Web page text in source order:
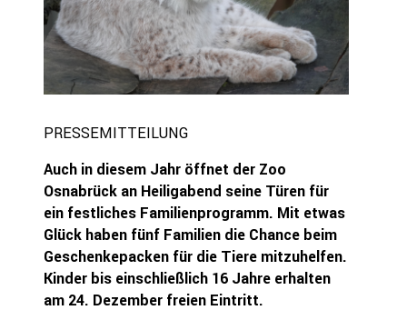
PRESSEMITTEILUNG
Auch in diesem Jahr öffnet der Zoo
Osnabrück an Heiligabend seine Türen für
ein festliches Familienprogramm. Mit etwas
Glück haben fünf Familien die Chance beim
Geschenkepacken für die Tiere mitzuhelfen.
Kinder bis einschließlich 16 Jahre erhalten
am 24. Dezember freien Eintritt.